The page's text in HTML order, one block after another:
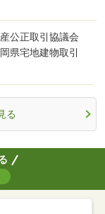
公正取引協議会
県宅地建物取引
る